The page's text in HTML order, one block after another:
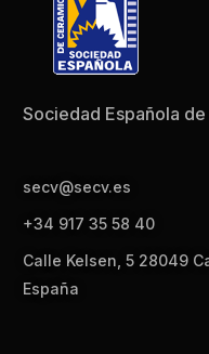
Sociedad Española
secv@secv.es
+34 917 35 58 40
Calle Kelsen, 5 28049
España